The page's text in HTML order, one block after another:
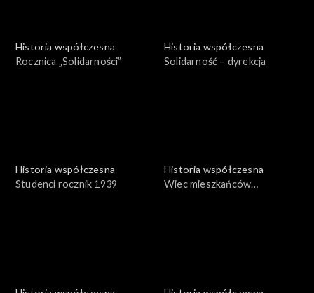
Historia współczesna
Rocznica „Solidarności”
Historia współczesna
Solidarność – dyrekcja
Historia współczesna
Studenci rocznik 1939
Historia współczesna
Wiec mieszkańców